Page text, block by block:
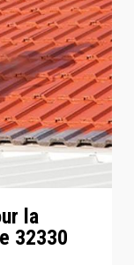
la
32330